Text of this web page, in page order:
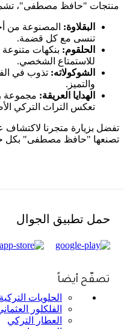
منتجات "حافظ مصطفى"،
البقلاوة: المصنوعة من
تنسى مع كل قضمة.
الحلقوم: بنكهات متنوعة
للاستمتاع الشخصي.
الشوكولاته: تذوب في
والتميز.
الهدايا العريقة: مجموعة
تعكس التراث التركي
تفضل بزيارة متجرنا لاكتشاف
تصنعها "حافظ مصطفى" بكل
حمل تطبيق الجوال
تصفّح أيضاً
الحلويات التركية
الفلكلور
العطار التركي